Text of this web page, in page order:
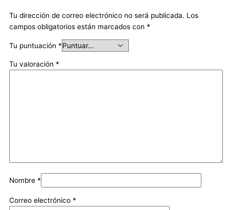
Tu dirección de correo electrónico no será publicada. Los
campos obligatorios están marcados con *
Tu puntuación *
Tu valoración *
Nombre *
Correo electrónico *